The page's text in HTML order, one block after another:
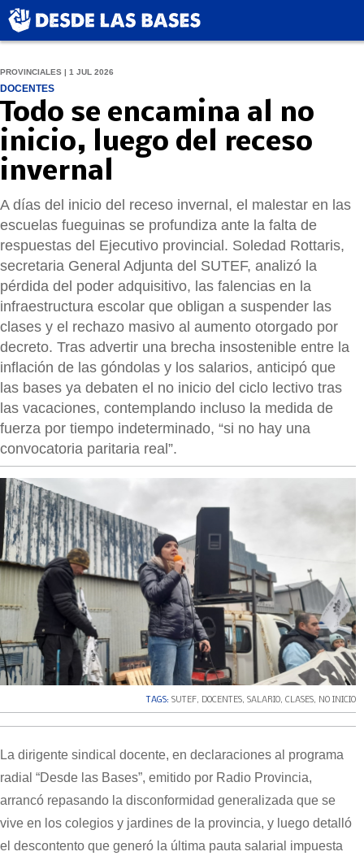
PROVINCIALES | 1 JUL 2026
DOCENTES
Todo se encamina al no
inicio, luego del receso
invernal
A días del inicio del receso invernal, el malestar en las
escuelas fueguinas se profundiza ante la falta de
respuestas del Ejecutivo provincial. Soledad Rottaris,
secretaria General Adjunta del SUTEF, analizó la
pérdida del poder adquisitivo, las falencias en la
infraestructura escolar que obligan a suspender las
clases y el rechazo masivo al aumento otorgado por
decreto. Tras advertir una brecha insostenible entre la
inflación de las góndolas y los salarios, anticipó que
las bases ya debaten el no inicio del ciclo lectivo tras
las vacaciones, contemplando incluso la medida de
fuerza por tiempo indeterminado, “si no hay una
convocatoria paritaria real”.
TAGS: SUTEF, DOCENTES, SALARIO, CLASES, NO INICIO
La dirigente sindical docente, en declaraciones al programa
radial “Desde las Bases”, emitido por Radio Provincia,
arrancó repasando la disconformidad generalizada que se
vive en los colegios y jardines de la provincia, y luego detalló
el descontento que generó la última pauta salarial impuesta